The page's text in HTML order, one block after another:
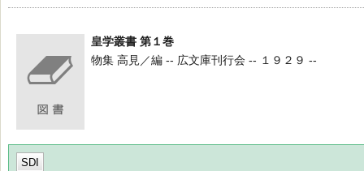
皇学叢書 第１巻
物集 高見／編 -- 広文庫刊行会 -- １９２９ --
SDI